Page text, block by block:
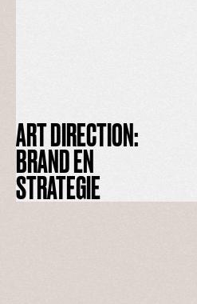
ART DIRECTION:
BRAND EN
STRATEGIE